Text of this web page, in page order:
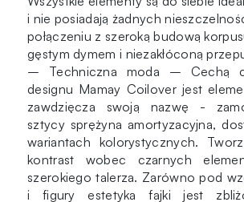
i nie posiadają żadnych
połączeniu z szeroką budową
gęstym dymem i niezakłóconą
– Techniczna moda – Cechą
designu Mamay Coilover jest
zawdzięcza swoją nazwę -
sztycy sprężyna amortyzacyjna,
wariantach kolorystycznych.
kontrast wobec czarnych
szerokiego talerza. Zarówno pod
i figury estetyka fajki jest